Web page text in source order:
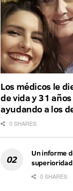
Los médicos le
de vida y 31
ayudando a los
0 SHARES
Un informe
superioridad
0 SHARES